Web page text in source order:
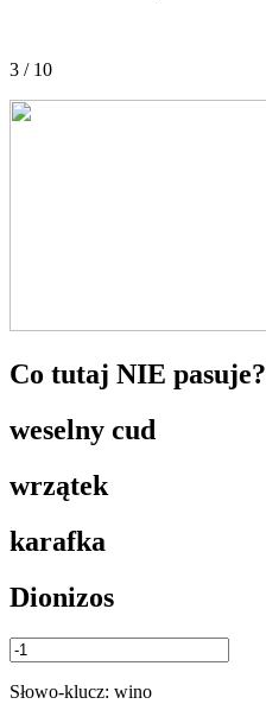
3 / 10
Co tutaj NIE pasuje?
weselny cud
wrzątek
karafka
Dionizos
Słowo-klucz: wino